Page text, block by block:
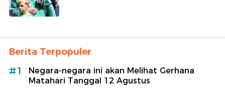
Berita Terpopuler
#1
Negara-negara ini akan Melihat Gerhana
Matahari Tanggal 12 Agustus